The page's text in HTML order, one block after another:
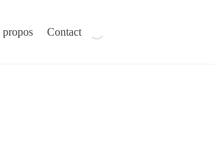
Contact